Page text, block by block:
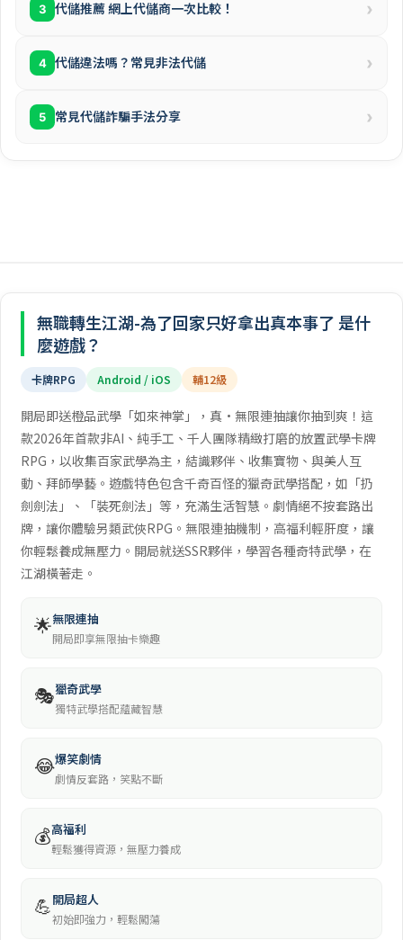
3 代儲推薦 網上代儲商一次比較！ ›
4 代儲違法嗎？常見非法代儲 ›
5 常見代儲詐騙手法分享 ›
無職轉生江湖-為了回家只好拿出真本事了 是什
麼遊戲？
卡牌RPG Android / iOS 輔12級
開局即送橙品武學「如來神掌」，真·無限連抽讓你抽到爽！這
款2026年首款非AI、純手工、千人團隊精緻打磨的放置武學卡牌
RPG，以收集百家武學為主，結識夥伴、收集寶物、與美人互
動、拜師學藝。遊戲特色包含千奇百怪的獵奇武學搭配，如「扔
劍劍法」、「裝死劍法」等，充滿生活智慧。劇情絕不按套路出
牌，讓你體驗另類武俠RPG。無限連抽機制，高福利輕肝度，讓
你輕鬆養成無壓力。開局就送SSR夥伴，學習各種奇特武學，在
江湖橫著走。
🌟無限連抽
開局即享無限抽卡樂趣
🎭獵奇武學
獨特武學搭配蘊藏智慧
😂爆笑劇情
劇情反套路，笑點不斷
💰高福利
輕鬆獲得資源，無壓力養成
💪開局超人
初始即強力，輕鬆闖蕩